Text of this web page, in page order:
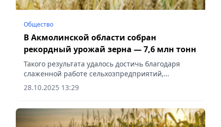
Общество
В Акмолинской области собран
рекордный урожай зерна — 7,6 млн тонн
Такого результата удалось достичь благодаря
слаженной работе сельхозпредприятий,
сообщает Vecher.kz.
28.10.2025 13:29